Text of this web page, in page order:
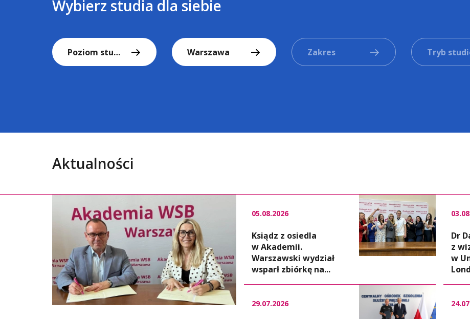
Wybierz studia dla siebie
Poziom studiów Warszawa Zakres Tryb
Aktualności
05.08.2026
Ksiądz z osiedla
w Akademii.
Warszawski wydział
wsparł zbiórkę na...
Dr
z
w
29.07.2026